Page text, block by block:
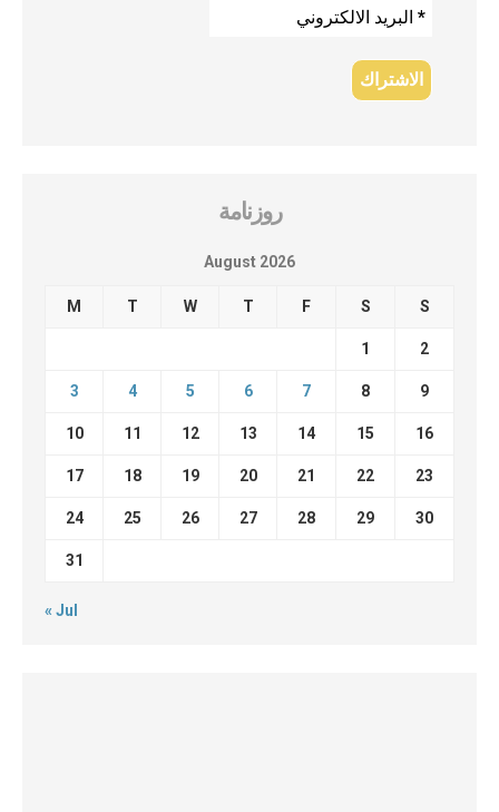
روزنامة
August 2026
M T W T F S S
1 2
3 4 5 6 7 8 9
10 11 12 13 14 15 16
17 18 19 20 21 22 23
24 25 26 27 28 29 30
31
« Jul